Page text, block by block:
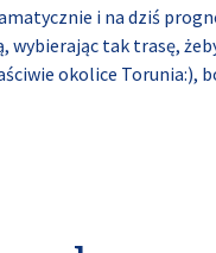
i na dziś
wybierając tak trasę,
okolice Torunia:),